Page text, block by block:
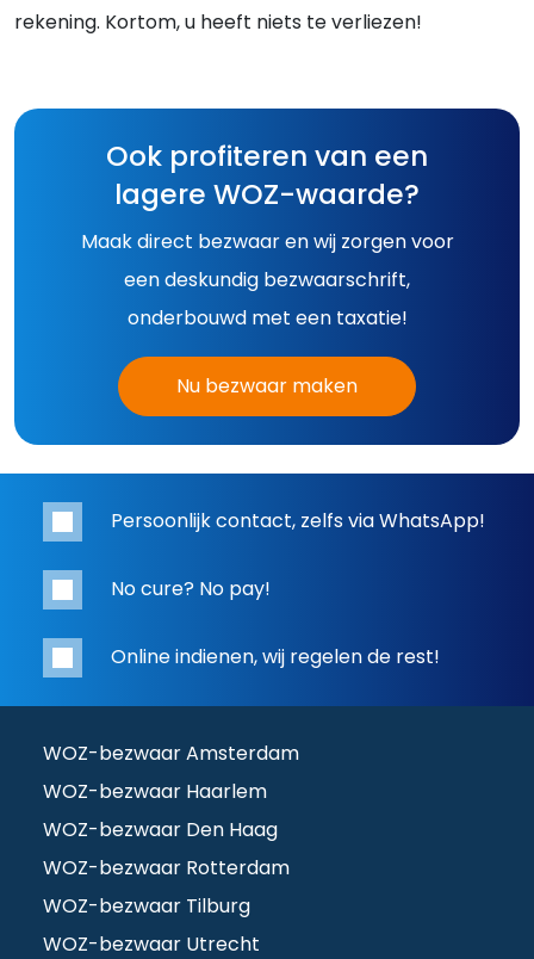
rekening. Kortom, u heeft niets te verliezen!
Ook profiteren van een
lagere WOZ-waarde?
Maak direct bezwaar en wij zorgen voor
een deskundig bezwaarschrift,
onderbouwd met een taxatie!
Nu bezwaar maken
Persoonlijk contact, zelfs via WhatsApp!
No cure? No pay!
Online indienen, wij regelen de rest!
WOZ-bezwaar Amsterdam
WOZ-bezwaar Haarlem
WOZ-bezwaar Den Haag
WOZ-bezwaar Rotterdam
WOZ-bezwaar Tilburg
WOZ-bezwaar Utrecht